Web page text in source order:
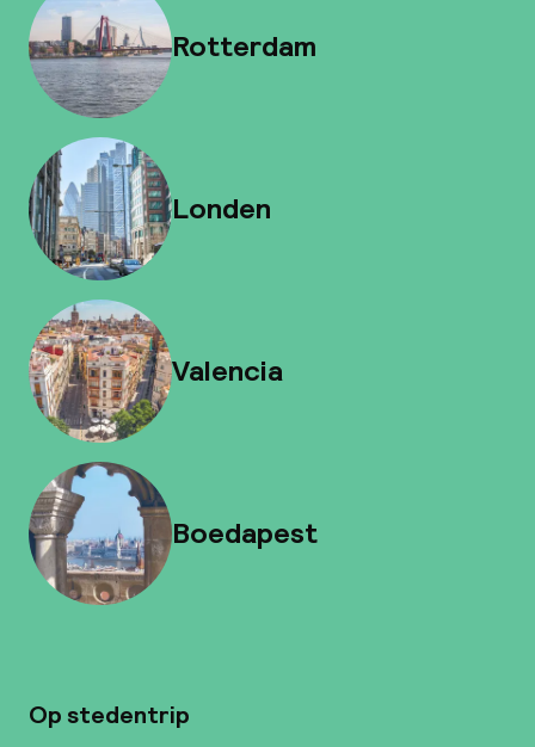
Rotterdam
Londen
Valencia
Boedapest
Op stedentrip